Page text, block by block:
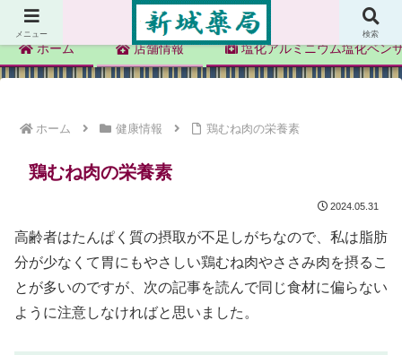
新城薬局
ホーム 店舗情報 塩化アルミニウム塩化ベン
ホーム 健康情報 鶏むね肉の栄養素
鶏むね肉の栄養素
2024.05.31
高齢者はたんぱく質の摂取が不足しがちなので、私は脂肪
分が少なくて胃にもやさしい鶏むね肉やささみ肉を摂るこ
とが多いのですが、次の記事を読んで同じ食材に偏らない
ように注意しなければと思いました。
メニュー 検索